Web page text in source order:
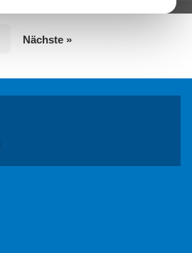
Nächste »